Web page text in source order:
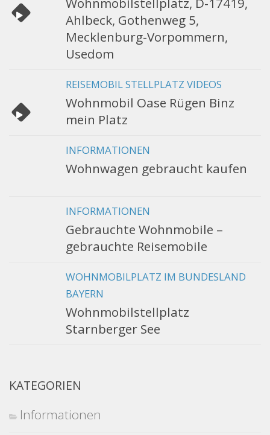
Ahlbeck, Gothenweg 5,
Mecklenburg-Vorpommern,
Usedom
REISEMOBIL STELLPLATZ VIDEOS
Wohnmobil Oase Rügen Binz
mein Platz
INFORMATIONEN
Wohnwagen gebraucht kaufen
INFORMATIONEN
Gebrauchte Wohnmobile –
gebrauchte Reisemobile
WOHNMOBILPLATZ IM BUNDESLAND
BAYERN
Wohnmobilstellplatz
Starnberger See
KATEGORIEN
Informationen